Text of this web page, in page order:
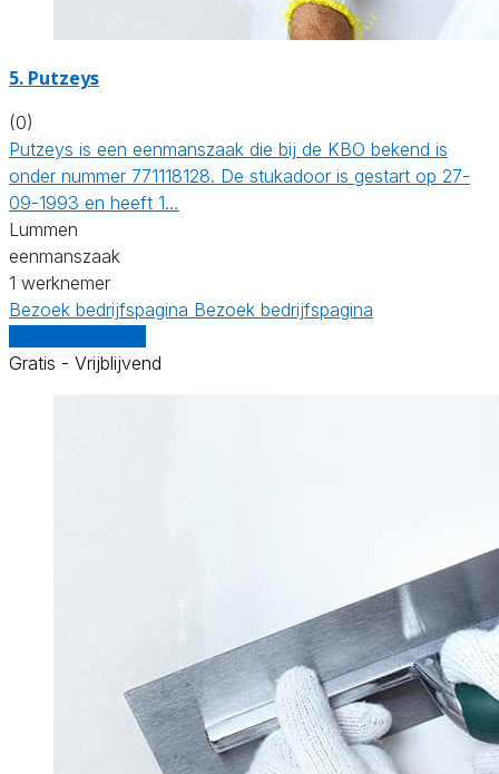
5. Putzeys
(0)
Putzeys is een eenmanszaak die bij de KBO bekend is
onder nummer 771118128. De stukadoor is gestart op 27-
09-1993 en heeft 1…
Lummen
eenmanszaak
1 werknemer
Bezoek bedrijfspagina Bezoek bedrijfspagina
Gratis - Vrijblijvend